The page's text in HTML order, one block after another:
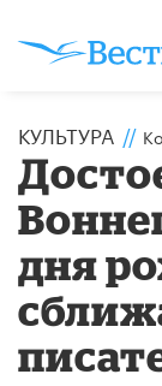
КУЛЬТУРА //
дня